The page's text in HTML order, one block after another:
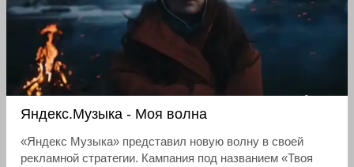
Яндекс.Музыка - Моя волна
«Яндекс Музыка» представил новую волну в своей
рекламной стратегии. Кампания под названием «Твоя